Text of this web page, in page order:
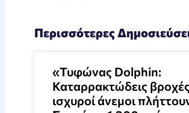
Περισσότερες
«Τυφώνας Dolphin:
Καταρρακτώδεις βροχές
ισχυροί άνεμοι